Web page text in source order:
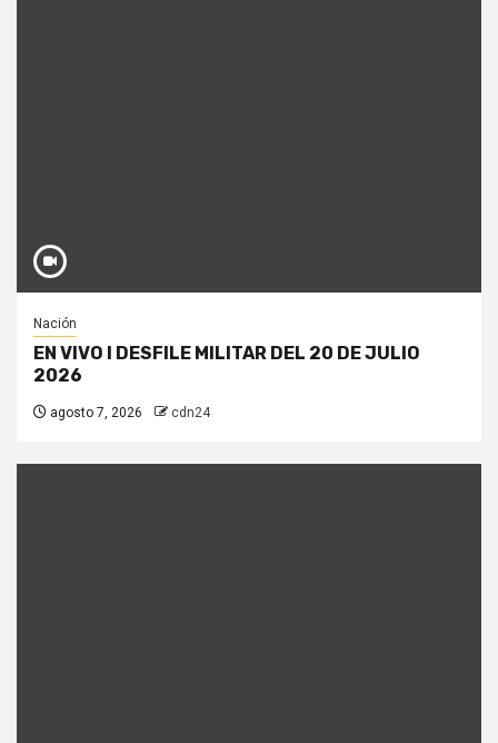
Nación
EN VIVO I DESFILE MILITAR DEL 20 DE JULIO
2026
agosto 7, 2026 cdn24